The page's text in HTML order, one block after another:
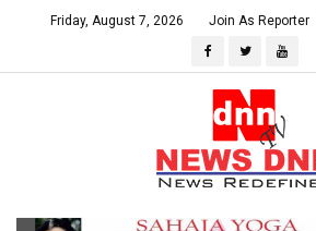
Friday, August 7, 2026 Join As Reporter